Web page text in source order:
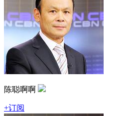
陈聪啊啊
+订阅